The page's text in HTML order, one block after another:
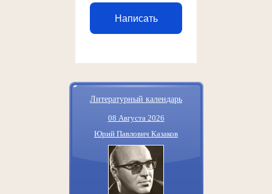
Написать
Литературный календарь
08 Августа 2026
Юрий Павлович Казаков